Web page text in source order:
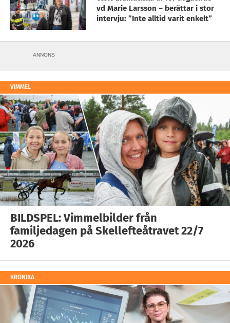
vd Marie Larsson – berättar i stor
intervju: ”Inte alltid varit enkelt”
ANNONS
VIMMEL
BILDSPEL: Vimmelbilder från
familjedagen på Skellefteåtravet 22/7
2026
KRÖNIKA